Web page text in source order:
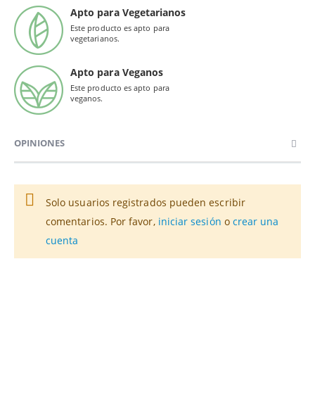
Apto para Vegetarianos
Este producto es apto para
vegetarianos.
Apto para Veganos
Este producto es apto para
veganos.
OPINIONES
Solo usuarios registrados pueden escribir
comentarios. Por favor, iniciar sesión o crear una
cuenta